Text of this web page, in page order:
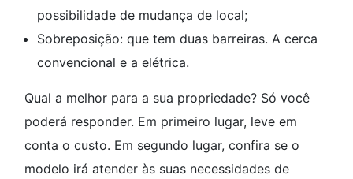
possibilidade de mudança de local;
Sobreposição: que tem duas barreiras. A cerca
convencional e a elétrica.
Qual a melhor para a sua propriedade? Só você
poderá responder. Em primeiro lugar, leve em
conta o custo. Em segundo lugar, confira se o
modelo irá atender às suas necessidades de